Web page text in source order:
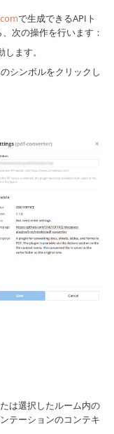
で生成できるAPIト
次の操作を行います：
します。
シンボルをクリックし
は選択したルーム内の
テーションのコンテキ